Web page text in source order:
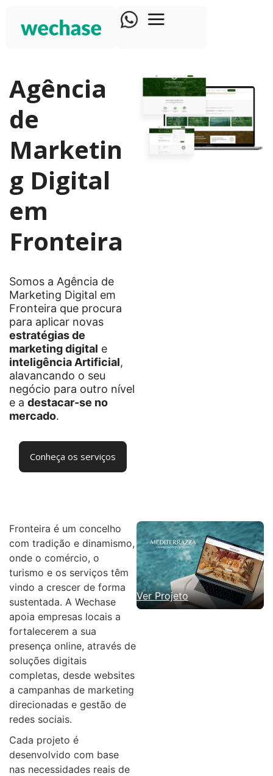
Agência
de
Marketin
g Digital
em
Fronteira
Somos a Agência de
Marketing Digital em
Fronteira que procura
para aplicar novas
estratégias de
marketing digital e
inteligência Artificial,
alavancando o seu
negócio para outro nível
e a destacar-se no
mercado.
Conheça os serviços
Fronteira é um concelho
com tradição e dinamismo,
onde o comércio, o
turismo e os serviços têm
vindo a crescer de forma
sustentada. A Wechase
apoia empresas locais a
fortalecerem a sua
presença online, através de
soluções digitais
completas, desde websites
a campanhas de marketing
direcionadas e gestão de
redes sociais.
Cada projeto é
desenvolvido com base
nas necessidades reais de
Ver Projeto